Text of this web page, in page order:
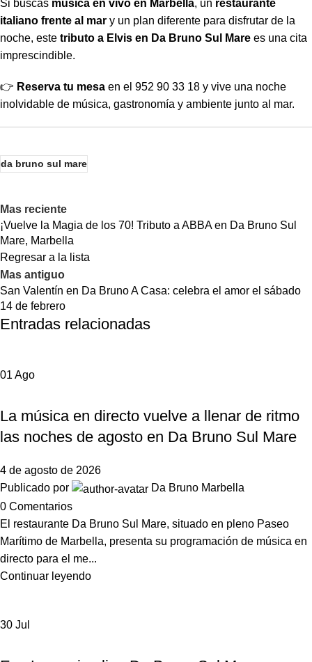
Si buscas música en vivo en Marbella, un restaurante
italiano frente al mar y un plan diferente para disfrutar de la
noche, este tributo a Elvis en Da Bruno Sul Mare es una cita
imprescindible.
👉 Reserva tu mesa en el 952 90 33 18 y vive una noche
inolvidable de música, gastronomía y ambiente junto al mar.
da bruno sul mare
Mas reciente
¡Vuelve la Magia de los 70! Tributo a ABBA en Da Bruno Sul
Mare, Marbella
Regresar a la lista
Mas antiguo
San Valentín en Da Bruno A Casa: celebra el amor el sábado
14 de febrero
Entradas relacionadas
01 Ago
La música en directo vuelve a llenar de ritmo
las noches de agosto en Da Bruno Sul Mare
4 de agosto de 2026
Publicado por
Da Bruno Marbella
0 Comentarios
El restaurante Da Bruno Sul Mare, situado en pleno Paseo
Marítimo de Marbella, presenta su programación de música en
directo para el me...
Continuar leyendo
30 Jul